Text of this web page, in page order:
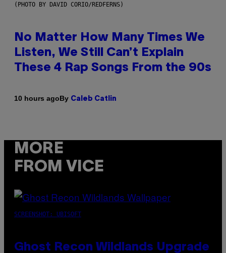
(PHOTO BY DAVID CORIO/REDFERNS)
No Matter How Many Times We
Listen, We Still Can’t Explain
These 4 Rap Songs From the 90s
10 hours agoBy Caleb Catlin
MORE
FROM VICE
SCREENSHOT: UBISOFT
Ghost Recon Wildlands Upgrade